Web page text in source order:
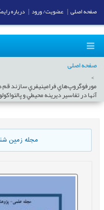
صفحه اصلی
مورفوگروپ‌هاي فرامينيفري سازند
آنها در تفاسير ديرينه محيطي و
مجله زمین
صفحه اصلی عضویت/ ورود درباره